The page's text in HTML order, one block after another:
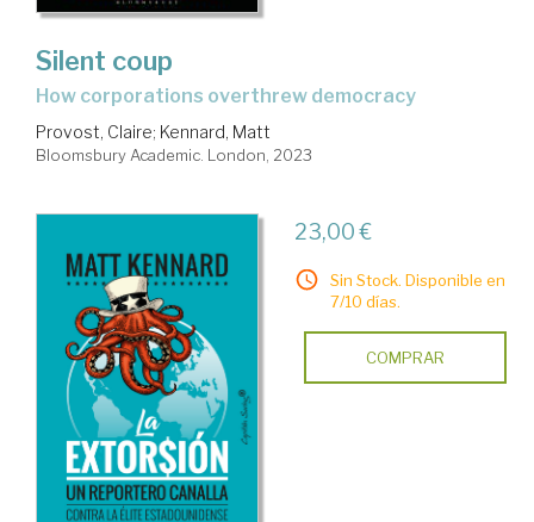
Silent coup
how corporations overthrew democracy
Provost, Claire; Kennard, Matt
Bloomsbury Academic. London, 2023
23,00 €
Sin Stock. Disponible en
7/10 días.
COMPRAR